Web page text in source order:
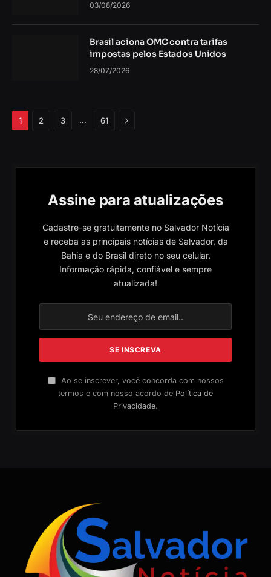
03/08/2026
Brasil aciona OMC contra tarifas
impostas pelos Estados Unidos
28/07/2026
1 2 3 … 61 Próximo
Assine para atualizações
Cadastre-se gratuitamente no Salvador Notícia
e receba as principais notícias de Salvador, da
Bahia e do Brasil direto no seu celular.
Informação rápida, confiável e sempre
atualizada!
Ao se inscrever, você concorda com nossos
termos e com nosso acordo de Política de
Privacidade.